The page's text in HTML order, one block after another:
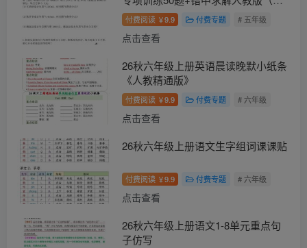
答案）
付费阅读 ￥9.9 付费专题 # 五年级
点击查看
26秋六年级上册英语晨读晚默小纸条
《人教精通版》
付费阅读 ￥9.9 付费专题 # 六年级
点击查看
26秋六年级上册语文生字组词课课贴
付费阅读 ￥9.9 付费专题 # 六年级
点击查看
26秋六年级上册语文1-8单元重点句
子仿写